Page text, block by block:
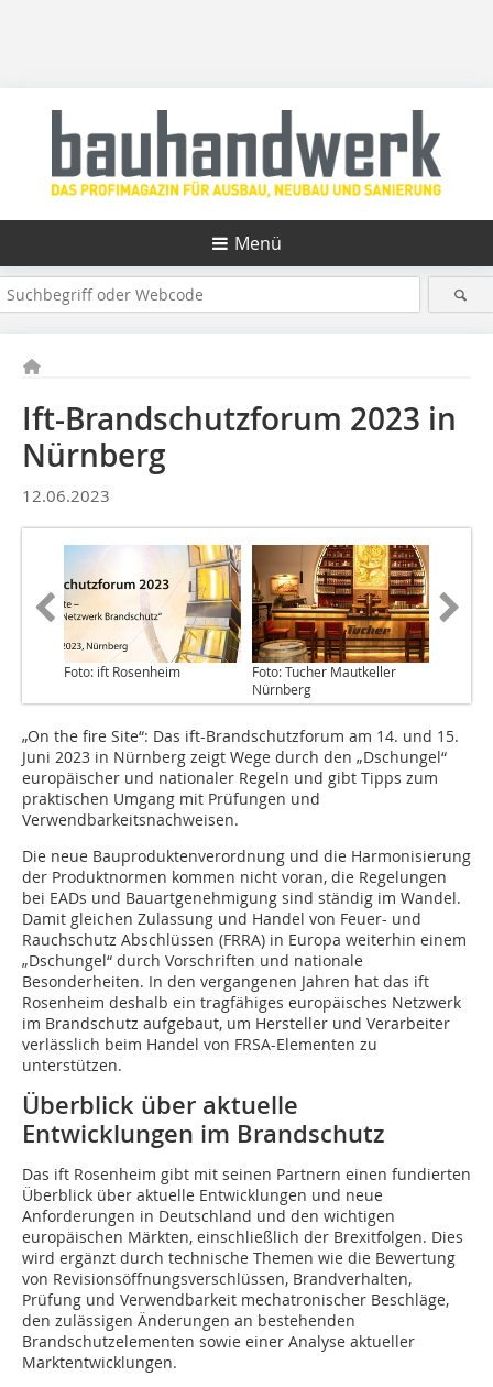
Menü
Ift-Brandschutzforum 2023 in
Nürnberg
12.06.2023
Foto: ift Rosenheim
Foto: Tucher Mautkeller
Nürnberg
„On the fire Site“: Das ift-Brandschutzforum am 14. und 15.
Juni 2023 in Nürnberg zeigt Wege durch den „Dschungel“
europäischer und nationaler Regeln und gibt Tipps zum
praktischen Umgang mit Prüfungen und
Verwendbarkeitsnachweisen.
Die neue Bauproduktenverordnung und die Harmonisierung
der Produktnormen kommen nicht voran, die Regelungen
bei EADs und Bauartgenehmigung sind ständig im Wandel.
Damit gleichen Zulassung und Handel von Feuer- und
Rauchschutz Abschlüssen (FRRA) in Europa weiterhin einem
„Dschungel“ durch Vorschriften und nationale
Besonderheiten. In den vergangenen Jahren hat das ift
Rosenheim deshalb ein tragfähiges europäisches Netzwerk
im Brandschutz aufgebaut, um Hersteller und Verarbeiter
verlässlich beim Handel von FRSA-Elementen zu
unterstützen.
Überblick über aktuelle
Entwicklungen im Brandschutz
Das ift Rosenheim gibt mit seinen Partnern einen fundierten
Überblick über aktuelle Entwicklungen und neue
Anforderungen in Deutschland und den wichtigen
europäischen Märkten, einschließlich der Brexitfolgen. Dies
wird ergänzt durch technische Themen wie die Bewertung
von Revisionsöffnungsverschlüssen, Brandverhalten,
Prüfung und Verwendbarkeit mechatronischer Beschläge,
den zulässigen Änderungen an bestehenden
Brandschutzelementen sowie einer Analyse aktueller
Marktentwicklungen.